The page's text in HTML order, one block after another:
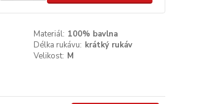
Materiál: 100% bavlna
Délka rukávu: krátký rukáv
Velikost: M